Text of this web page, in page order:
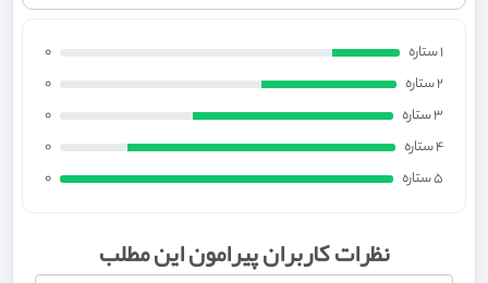
1 ستاره
0
2 ستاره
0
3 ستاره
0
4 ستاره
0
5 ستاره
0
نظرات کاربران پیرامون این مطلب